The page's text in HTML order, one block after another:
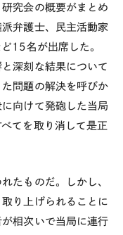
究会の概要がまとめ
弁護士、民主活動家
15名が出席した。
深刻な結果について
問題の解決を呼びか
向けて発砲した当局
てを取り消して是正
たものだ。しかし、
り上げられることに
相次いで当局に連行